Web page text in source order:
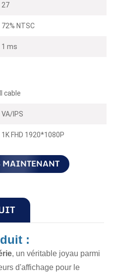
27
72% NTSC
1 ms
cable
VA/IPS
1K FHD 1920*1080P
MAINTENANT
:
, un véritable joyau parmi
d'affichage pour le